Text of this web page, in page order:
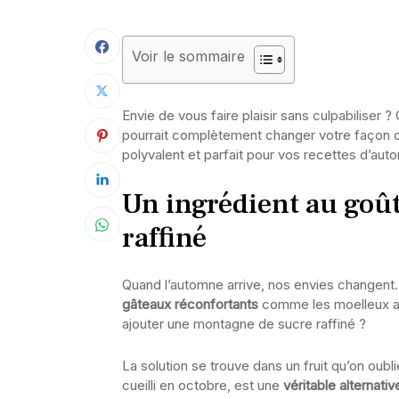
Voir le sommaire
Envie de vous faire plaisir sans culpabiliser
pourrait complètement changer votre façon
polyvalent et parfait pour vos recettes
Un ingrédient au
raffiné
Quand l’automne arrive, nos envies
gâteaux réconfortants comme les moelleux
ajouter une montagne de sucre raffiné ?
La solution se trouve dans un fruit qu’on
cueilli en octobre, est une véritable